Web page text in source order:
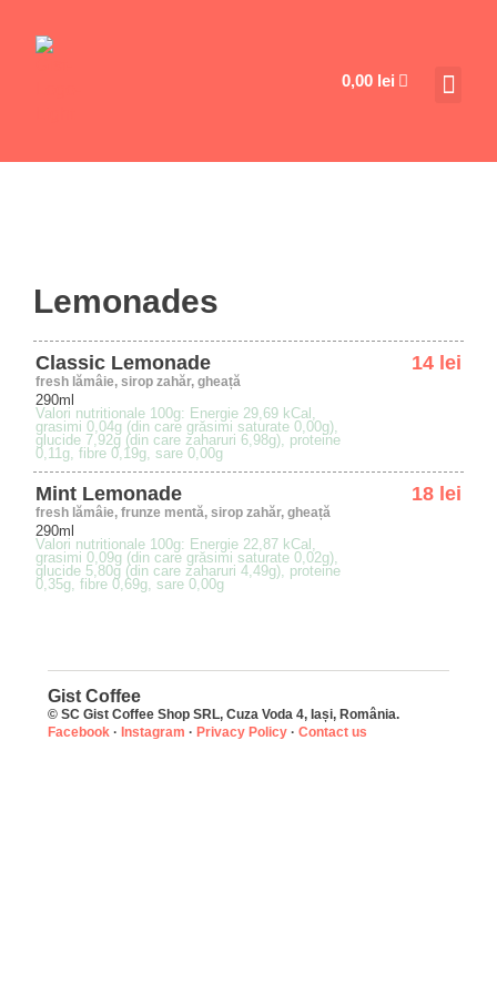
0,00 lei
Lemonades
Classic Lemonade
fresh lămâie, sirop zahăr, gheață
290ml
Valori nutritionale 100g: Energie 29,69 kCal,
grasimi 0,04g (din care grăsimi saturate 0,00g),
glucide 7,92g (din care zaharuri 6,98g), proteine
0,11g, fibre 0,19g, sare 0,00g
14 lei
Mint Lemonade
fresh lămâie, frunze mentă, sirop zahăr, gheață
290ml
Valori nutritionale 100g: Energie 22,87 kCal,
grasimi 0,09g (din care grăsimi saturate 0,02g),
glucide 5,80g (din care zaharuri 4,49g), proteine
0,35g, fibre 0,69g, sare 0,00g
18 lei
Gist Coffee
© SC Gist Coffee Shop SRL, Cuza Voda 4, Iași, România.
Facebook· Instagram · Privacy Policy· Contact us